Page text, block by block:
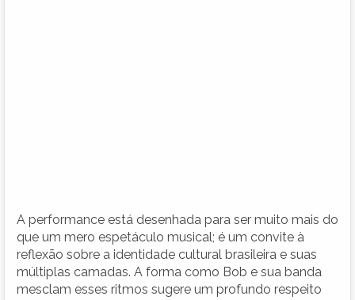
A performance está desenhada para ser muito mais do
que um mero espetáculo musical; é um convite à
reflexão sobre a identidade cultural brasileira e suas
múltiplas camadas. A forma como Bob e sua banda
mesclam esses ritmos sugere um profundo respeito